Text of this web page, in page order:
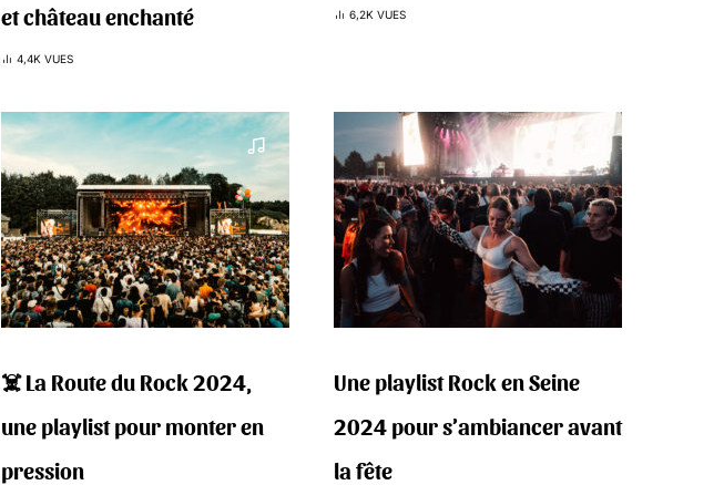
et château enchanté
4,4K VUES
6,2K VUES
‍☠️ La Route du Rock 2024,
une playlist pour monter en
pression
Une playlist Rock en Seine
2024 pour s’ambiancer avant
la fête